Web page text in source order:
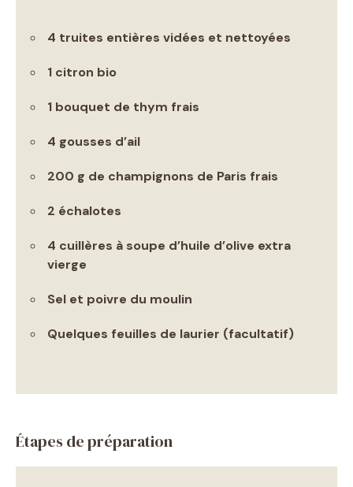
4 truites entières vidées et nettoyées
1 citron bio
1 bouquet de thym frais
4 gousses d’ail
200 g de champignons de Paris frais
2 échalotes
4 cuillères à soupe d’huile d’olive extra
vierge
Sel et poivre du moulin
Quelques feuilles de laurier (facultatif)
Étapes de préparation